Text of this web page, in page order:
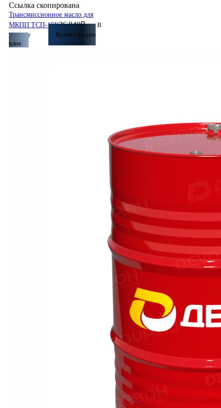
Ссылка скопирована
Трансмиссионное масло для
МКПП ТСП-15К26 840₽
В
корзину
Купить в один
клик